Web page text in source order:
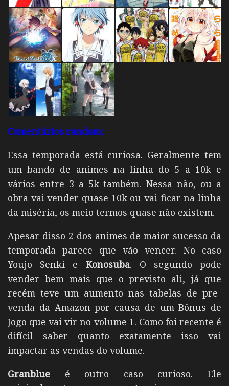
Comentários random:
Essa temporada está curiosa. Geralmente tem
um bando de animes na linha do 5 a 10k e
vários entre 3 a 5k também. Nessa não, ou a
obra vai vender quase 10k ou vai ficar na linha
da miséria, os meio termos quase não existem.
Apesar disso 2 dos animes de maior sucesso da
temporada parece que vão vencer. No caso
Youjo Senki e Konosuba. O segundo pode
vender bem mais que o previsto ali, já que
recém teve um aumento nas tabelas de pre-
venda da Amazon por causa de um Bônus de
Jogo que vai vir no volume 1. Como foi recente é
difícil saber quanto exatamente isso vai
impactar as vendas do volume.
Granblue é outro caso curioso. Ele